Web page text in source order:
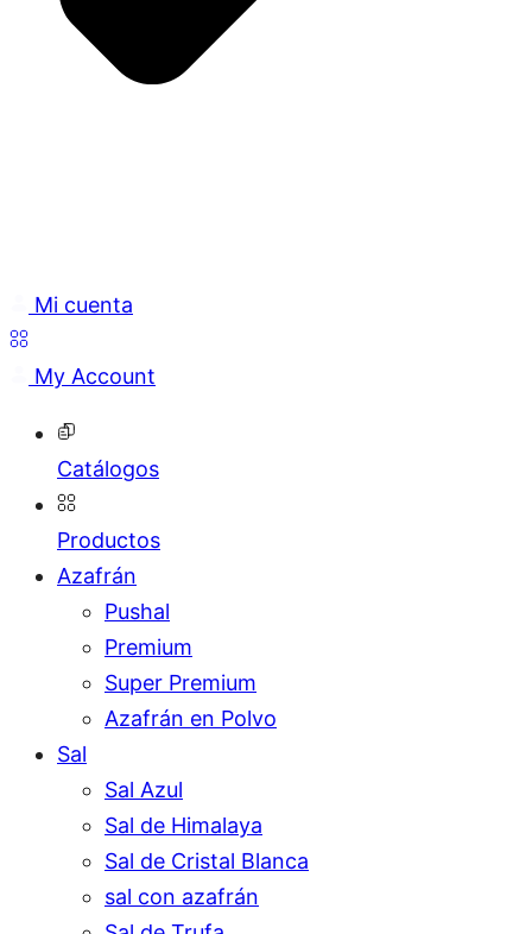
Mi cuenta
My Account
Catálogos
Productos
Azafrán
Pushal
Premium
Super Premium
Azafrán en Polvo
Sal
Sal Azul
Sal de Himalaya
Sal de Cristal Blanca
sal con azafrán